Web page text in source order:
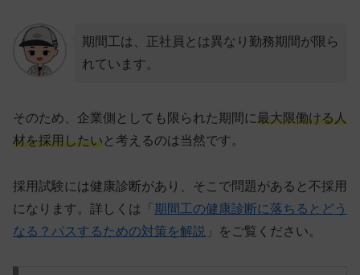
期間工は、正社員とは異なり勤務期間が限ら
れています。
そのため、企業側としても限られた期間に最大限働ける人
材を採用したいと考えるのは当然です。
採用試験には健康診断があり、そこで問題があると不採用
になります。詳しくは「 期間工の健康診断に落ちるとどう
なる？パスするための対策を解説 」をご覧ください。